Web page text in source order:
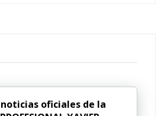
noticias oficiales de la